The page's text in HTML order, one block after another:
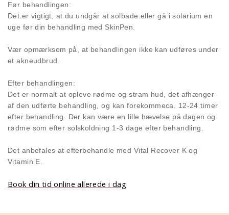
Før behandlingen:
Det er vigtigt, at du undgår at solbade eller gå i solarium en
uge før din behandling med SkinPen.
Vær opmærksom på, at behandlingen ikke kan udføres under
et akneudbrud.
Efter behandlingen:
Det er normalt at opleve rødme og stram hud, det afhænger
af den udførte behandling, og kan forekommeca. 12-24 timer
efter behandling. Der kan være en lille hævelse på dagen og
rødme som efter solskoldning 1-3 dage efter behandling.
Det anbefales at efterbehandle med Vital Recover K og
Vitamin E.
Book din tid online allerede i dag